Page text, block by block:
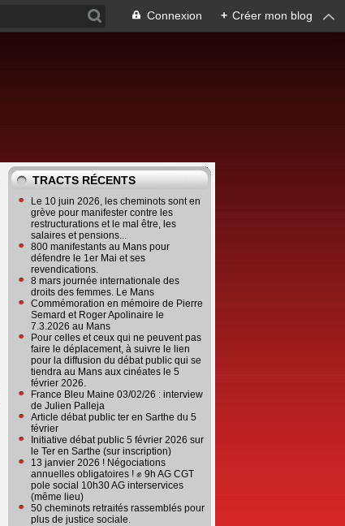
Connexion + Créer mon blog
TRACTS RÉCENTS
Le 10 juin 2026, les cheminots sont en
grève pour manifester contre les
restructurations et le mal être, les
salaires et pensions...
800 manifestants au Mans pour
défendre le 1er Mai et ses
revendications.
8 mars journée internationale des
droits des femmes. Le Mans
Commémoration en mémoire de Pierre
Semard et Roger Apolinaire le
7.3.2026 au Mans
Pour celles et ceux qui ne peuvent pas
faire le déplacement, à suivre le lien
pour la diffusion du débat public qui se
tiendra au Mans aux cinéates le 5
février 2026.
France Bleu Maine 03/02/26 : interview
de Julien Palleja
Article débat public ter en Sarthe du 5
février
Initiative débat public 5 février 2026 sur
le Ter en Sarthe (sur inscription)
13 janvier 2026 ! Négociations
annuelles obligatoires ! ✊ 9h AG CGT
pole social 10h30 AG interservices
(même lieu)
50 cheminots retraités rassemblés pour
plus de justice sociale.